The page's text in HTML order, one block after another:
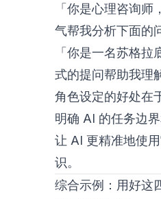
「你是心理咨询
气帮我分析下面的
「你是一名苏格
式的提问帮助我理
角色设定的好处在
明确 AI 的任务边界
让 AI 更精准地使
识。
综合示例：用好这